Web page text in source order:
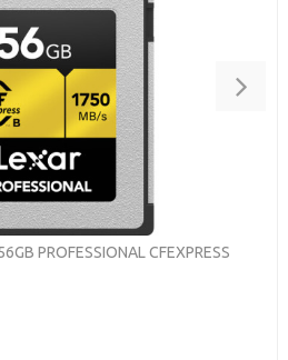
PROFESSIONAL CFEXPRESS